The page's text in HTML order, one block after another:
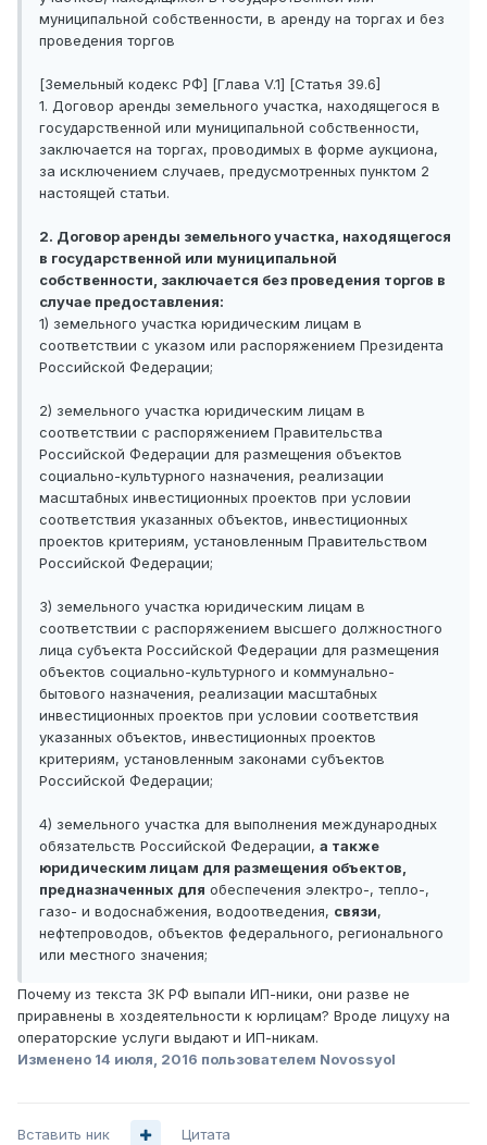
муниципальной собственности, в аренду на торгах и без
проведения торгов
[Земельный кодекс РФ] [Глава V.1] [Статья 39.6]
1. Договор аренды земельного участка, находящегося в
государственной или муниципальной собственности,
заключается на торгах, проводимых в форме аукциона,
за исключением случаев, предусмотренных пунктом 2
настоящей статьи.
2. Договор аренды земельного участка, находящегося
в государственной или муниципальной
собственности, заключается без проведения торгов в
случае предоставления:
1) земельного участка юридическим лицам в
соответствии с указом или распоряжением Президента
Российской Федерации;
2) земельного участка юридическим лицам в
соответствии с распоряжением Правительства
Российской Федерации для размещения объектов
социально-культурного назначения, реализации
масштабных инвестиционных проектов при условии
соответствия указанных объектов, инвестиционных
проектов критериям, установленным Правительством
Российской Федерации;
3) земельного участка юридическим лицам в
соответствии с распоряжением высшего должностного
лица субъекта Российской Федерации для размещения
объектов социально-культурного и коммунально-
бытового назначения, реализации масштабных
инвестиционных проектов при условии соответствия
указанных объектов, инвестиционных проектов
критериям, установленным законами субъектов
Российской Федерации;
4) земельного участка для выполнения международных
обязательств Российской Федерации, а также
юридическим лицам для размещения объектов,
предназначенных для обеспечения электро-, тепло-,
газо- и водоснабжения, водоотведения, связи,
нефтепроводов, объектов федерального, регионального
или местного значения;
Почему из текста ЗК РФ выпали ИП-ники, они разве не
приравнены в хоздеятельности к юрлицам? Вроде лицуху на
операторские услуги выдают и ИП-никам.
Изменено 14 июля, 2016 пользователем Novossyol
Вставить ник Цитата